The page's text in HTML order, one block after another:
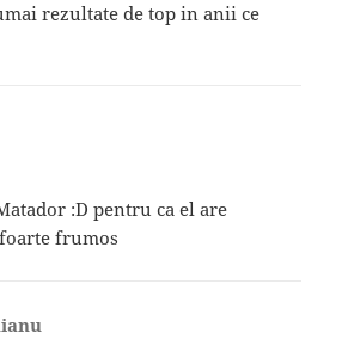
rezultate de top in anii ce
:D pentru ca el are
frumos